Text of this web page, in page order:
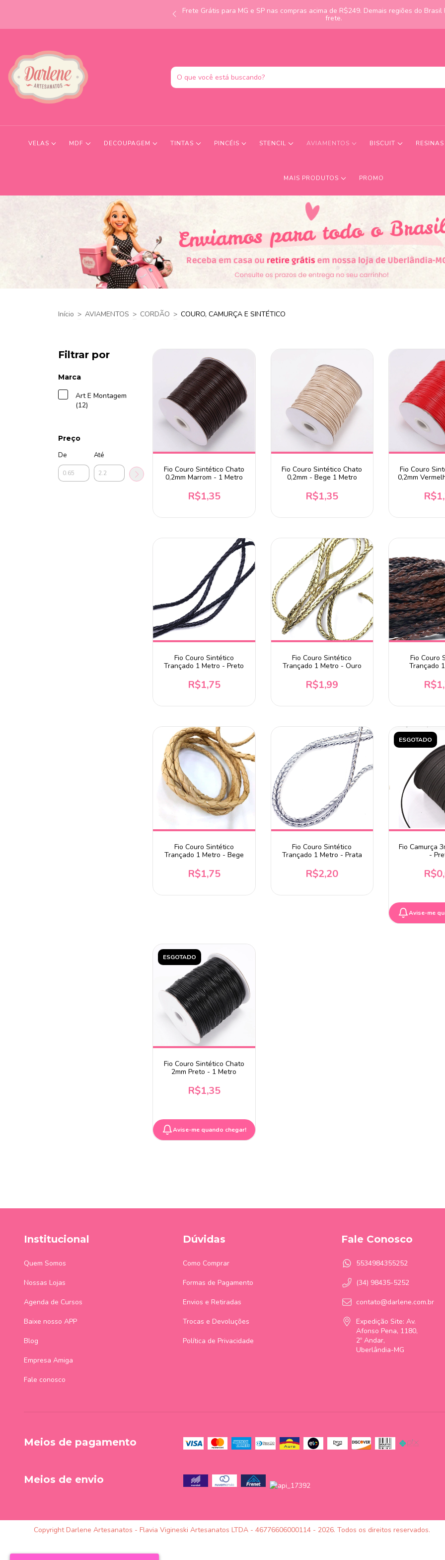
Frete Grátis para MG e SP nas compras acima de R$249. Demais regiões do Brasil
frete.
VELAS MDF DECOUPAGEM TINTAS PINCÉIS STENCIL AVIAMENTOS BISCUIT RESINAS
MAIS PRODUTOS PROMO
Início > AVIAMENTOS > CORDÃO > COURO, CAMURÇA E SINTÉTICO
Filtrar por
Marca
Art E Montagem
(12)
Preço
De
Até
Fio Couro Sintético Chato
0,2mm Marrom - 1 Metro
R$1,35
Fio Couro Sintético Chato
0,2mm - Bege 1 Metro
R$1,35
Fio Couro
0,2mm
Fio Couro Sintético
Trançado 1 Metro - Preto
R$1,75
Fio Couro Sintético
Trançado 1 Metro - Ouro
R$1,99
Fio Couro
Trançado
Fio Couro Sintético
Trançado 1 Metro - Bege
R$1,75
Fio Couro Sintético
Trançado 1 Metro - Prata
R$2,20
ESGOTADO
Fio Camurça
-
Avise-me
ESGOTADO
Fio Couro Sintético Chato
2mm Preto - 1 Metro
R$1,35
Avise-me quando chegar!
Institucional
Quem Somos
Nossas Lojas
Agenda de Cursos
Baixe nosso APP
Blog
Empresa Amiga
Fale conosco
Dúvidas
Como Comprar
Formas de Pagamento
Envios e Retiradas
Trocas e Devoluções
Política de Privacidade
Fale Conosco
5534984355252
(34) 98435-5252
contato@darlene.com.br
Expedição Site: Av.
Afonso Pena, 1180,
2º Andar,
Uberlândia-MG
Meios de pagamento
Meios de envio
Copyright Darlene Artesanatos - Flavia Vigineski Artesanatos LTDA - 46776606000114 - 2026. Todos os direitos reservados.